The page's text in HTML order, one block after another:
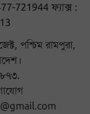
721944 ফ্যাক্স :
পশ্চিম রামপুরা,